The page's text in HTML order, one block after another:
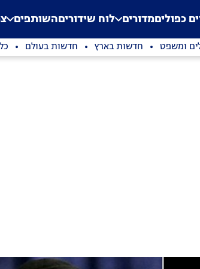
Application error: a
. כפוליםמדורים לוח שידוריםהשותפים
ומשפט חדשות בארץ חדשות בעולם